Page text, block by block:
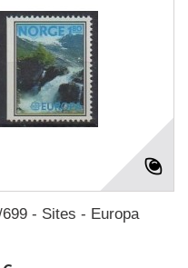
- Sites - Europa